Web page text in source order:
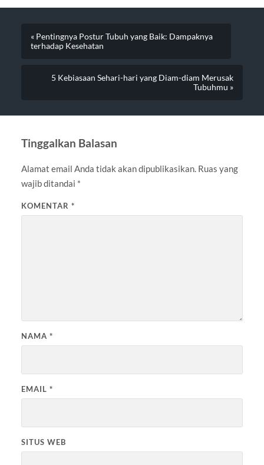
« Pentingnya Postur Tubuh yang Baik: Dampaknya
terhadap Kesehatan
5 Kebiasaan Sehari-hari yang Diam-diam Merusak
Tubuhmu »
Tinggalkan Balasan
Alamat email Anda tidak akan dipublikasikan. Ruas yang
wajib ditandai *
KOMENTAR *
NAMA *
EMAIL *
SITUS WEB